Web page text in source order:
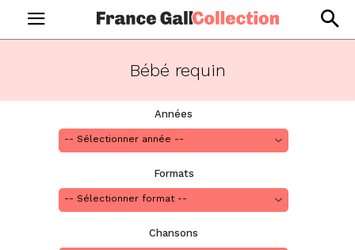
Bébé requin
Années
Formats
Chansons